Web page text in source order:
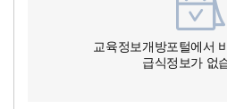
교육정보개방포털에서
급식정보가 없